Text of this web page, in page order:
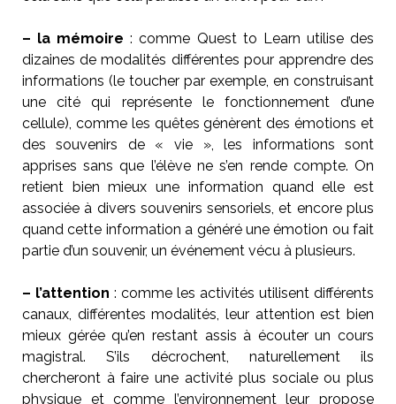
– la mémoire : comme Quest to Learn utilise des
dizaines de modalités différentes pour apprendre des
informations (le toucher par exemple, en construisant
une cité qui représente le fonctionnement d’une
cellule), comme les quêtes génèrent des émotions et
des souvenirs de « vie », les informations sont
apprises sans que l’élève ne s’en rende compte. On
retient bien mieux une information quand elle est
associée à divers souvenirs sensoriels, et encore plus
quand cette information a généré une émotion ou fait
partie d’un souvenir, un événement vécu à plusieurs.
– l’attention : comme les activités utilisent différents
canaux, différentes modalités, leur attention est bien
mieux gérée qu’en restant assis à écouter un cours
magistral. S’ils décrochent, naturellement ils
chercheront à faire une activité plus sociale ou plus
physique et comme l’environnement leur propose